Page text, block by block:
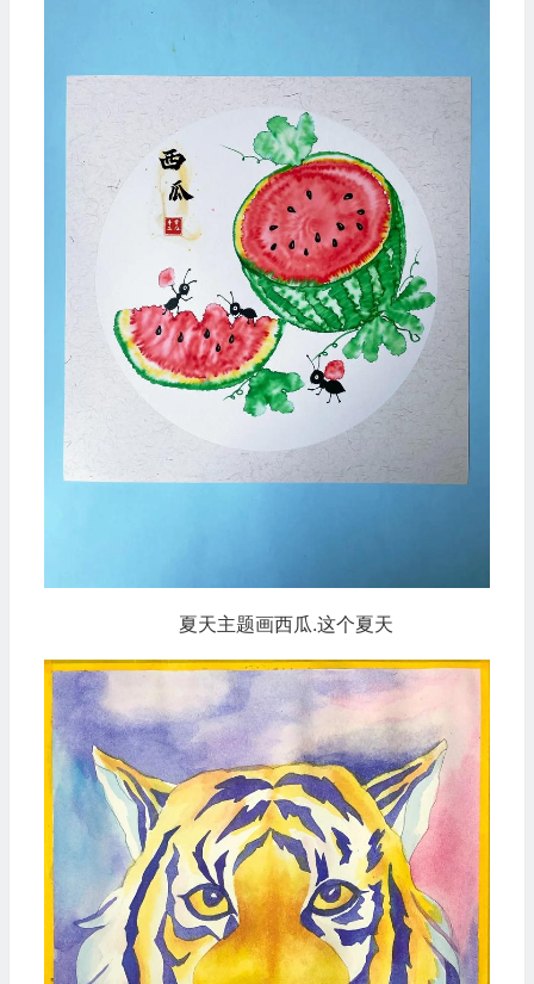
夏天主题画西瓜.这个夏天